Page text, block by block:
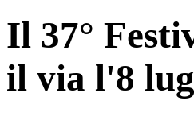
Il 37°
il via l'8